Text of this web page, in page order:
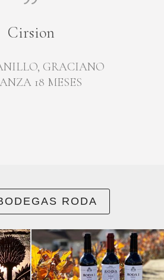
Cirsion
GRACIANO
18 MESES
RODA